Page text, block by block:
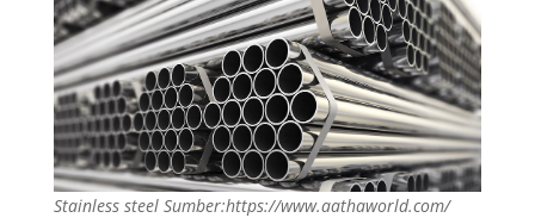
Stainless steel Sumber:https://www.aathaworld.com/